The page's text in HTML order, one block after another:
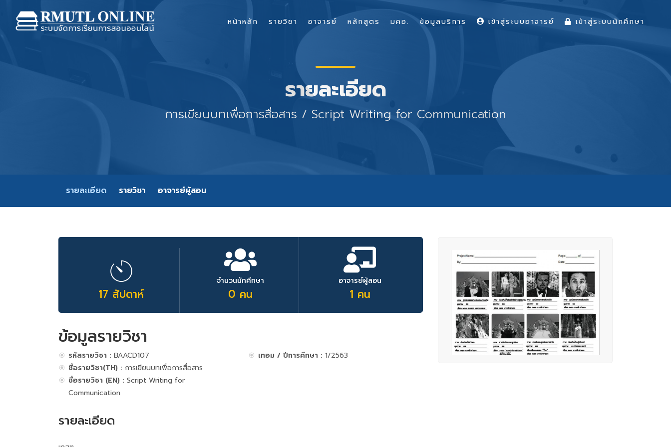
รายละเอียด
การเขียนบทเพื่อการสื่อสาร / Script Writing for Communication
รายละเอียด รายวิชา อาจารย์ผู้สอน
17 สัปดาห์
จำนวนนักศึกษา
0 คน
อาจารย์ผู้สอน
1 คน
ข้อมูลรายวิชา
รหัสรายวิชา : BAACD107
ชื่อรายวิชา(TH) : การเขียนบทเพื่อการสื่อสาร
ชื่อรายวิชา (EN) : Script Writing for
Communication
เทอม / ปีการศึกษา : 1/2563
รายละเอียด
หน้าหลัก รายวิชา อาจารย์ หลักสูตร มคอ. ข้อมูลบริการ เข้าสู่ระบบอาจารย์ เข้าสู่ระบบนักศึกษา